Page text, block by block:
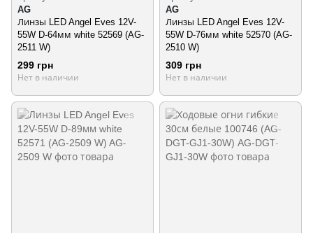
AG
Линзы LED Angel Eves 12V-
55W D-64мм white 52569 (AG-
2511 W)
299 грн
Нет в наличии
AG
Линзы LED Angel Eves 12V-
55W D-76мм white 52570 (AG-
2510 W)
309 грн
Нет в наличии